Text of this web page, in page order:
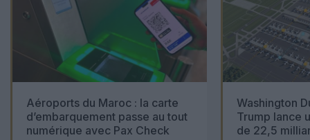
Aéroports du Maroc : la carte
d’embarquement passe au tout
numérique avec Pax Check
Washington
Trump lance
de 22,5